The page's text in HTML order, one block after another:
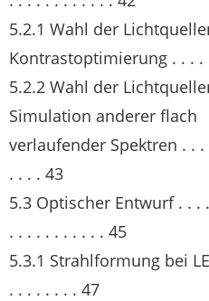
5.2.1 Wahl der
Kontrastoptimierung . . . .
5.2.2 Wahl der
Simulation anderer flach
verlaufender Spektren . . .
. . . . 43
5.3 Optischer Entwurf . . .
. . . . . . . . . . . 45
5.3.1 Strahlformung bei
. . . . . . . . 47